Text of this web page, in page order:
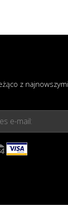
z
e-mail: